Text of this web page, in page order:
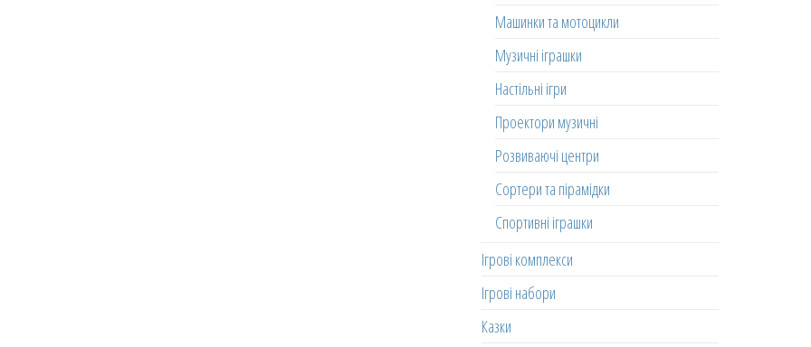
Машинки та мотоцикли
Музичні іграшки
Настільні ігри
Проектори музичні
Розвиваючі центри
Сортери та пірамідки
Спортивні іграшки
Ігрові комплекси
Ігрові набори
Казки